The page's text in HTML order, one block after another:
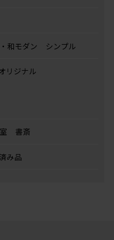
和モダン シンプル
リジナル
書斎
み品